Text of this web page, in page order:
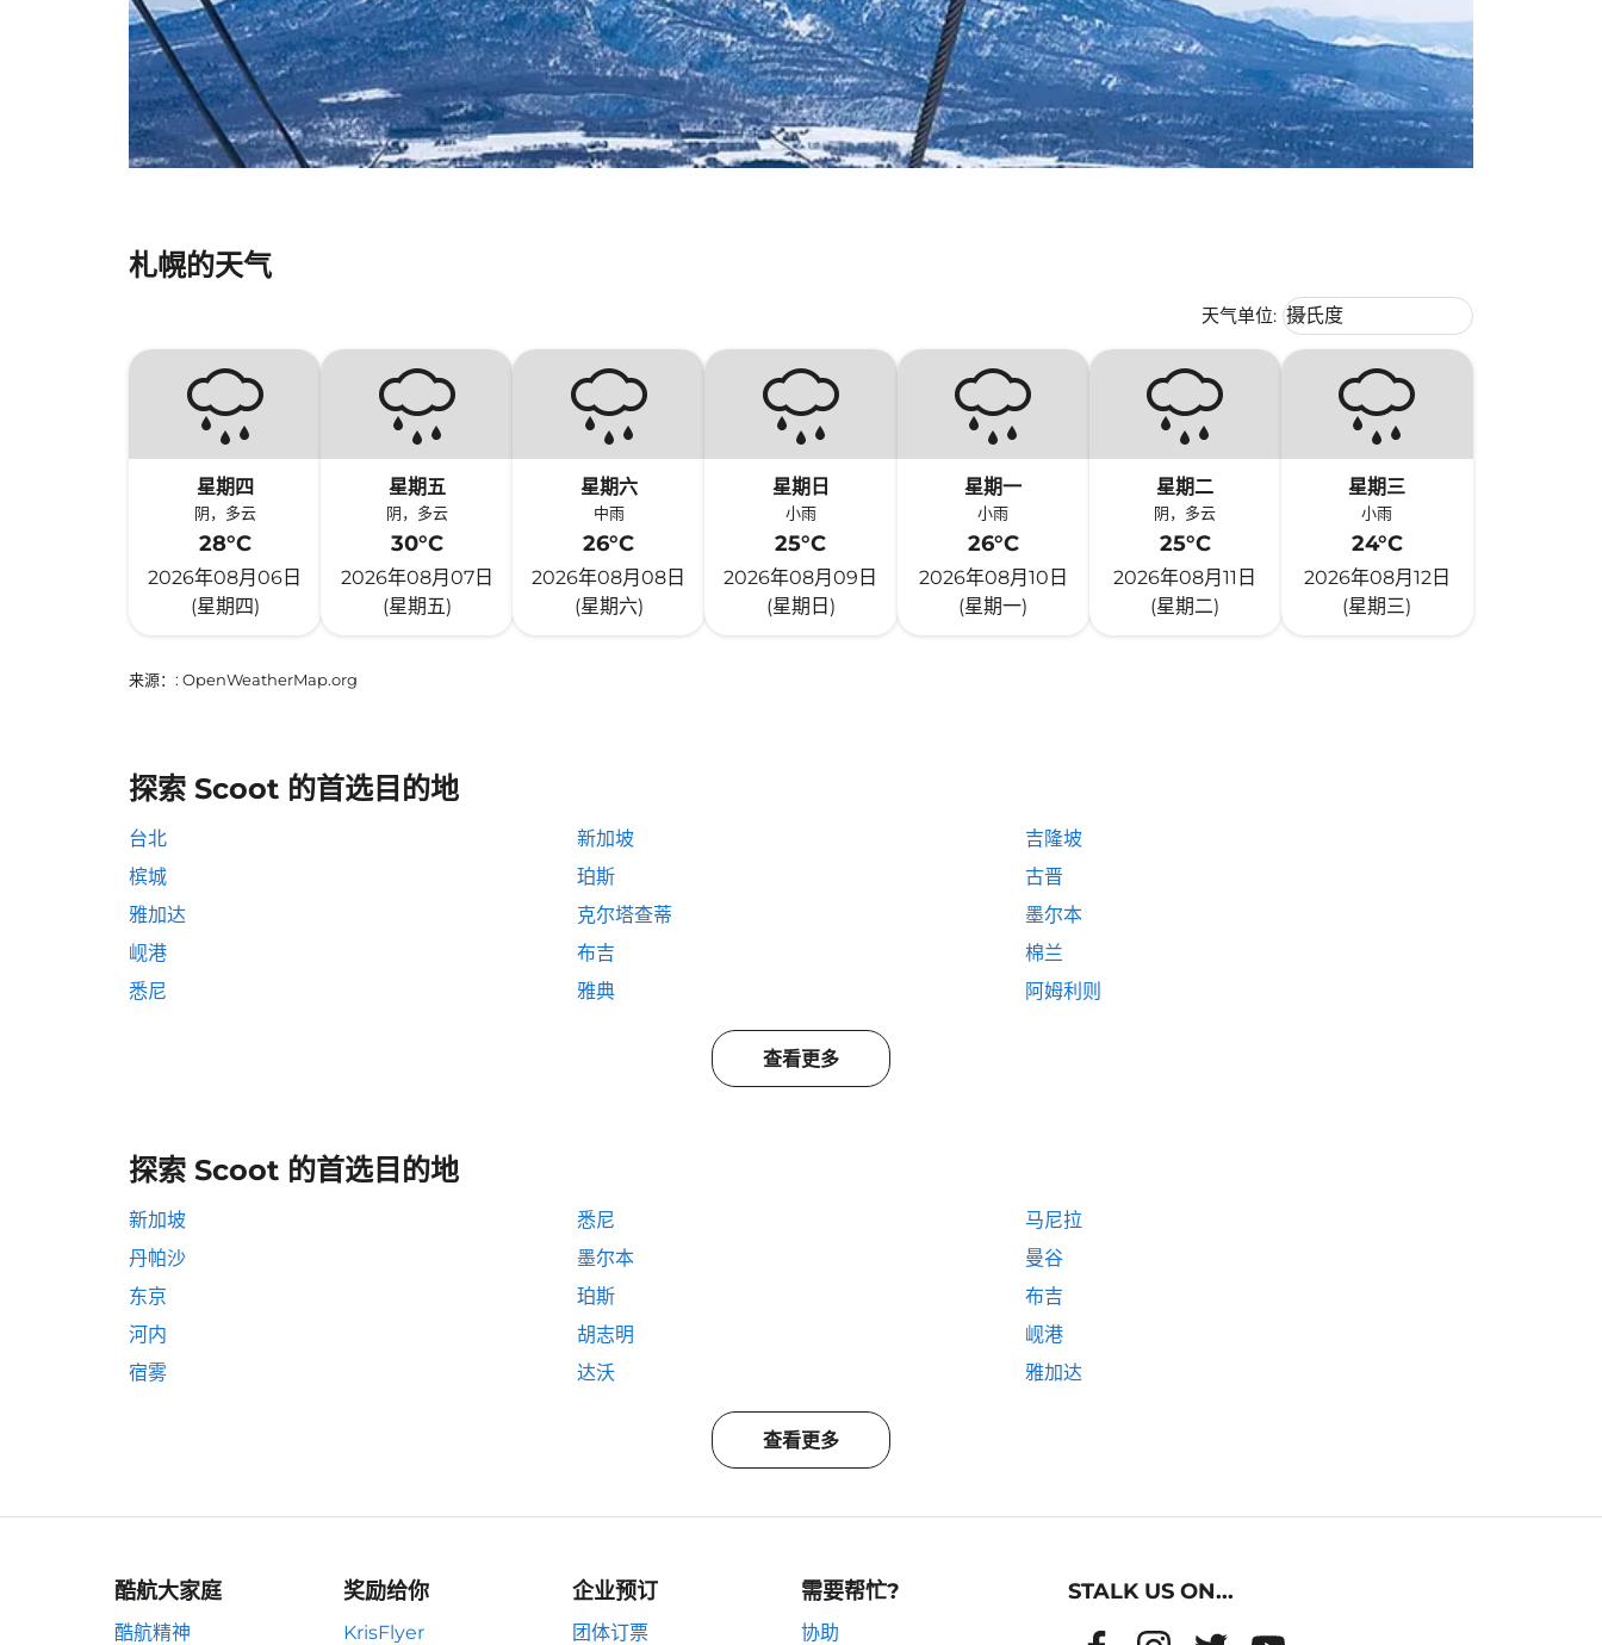
札幌的天气
天气单位: Weather unit option 摄氏度
摄氏度
keyboard_arrow_down
星期四
阴，多云
28°C
2026年08月06日
(星期四)
星期五
阴，多云
30°C
2026年08月07日
(星期五)
星期六
中雨
26°C
2026年08月08日
(星期六)
星期日
小雨
25°C
2026年08月09日
(星期日)
星期一
小雨
26°C
2026年08月10日
(星期一)
星期二
阴，多云
25°C
2026年08月11日
(星期二)
星期三
小雨
24°C
2026年08月12日
(星期三)
来源： : OpenWeatherMap.org
探索 Scoot 的首选目的地
台北 新加坡
吉隆坡
槟城
珀斯
古晋
雅加达
克尔塔查蒂
墨尔本
岘港
布吉
棉兰
悉尼
雅典 阿姆利则
查看更多
探索 Scoot 的首选目的地
新加坡 悉尼
马尼拉
丹帕沙
墨尔本
曼谷
东京
珀斯
布吉
河内
胡志明
岘港
宿雾
达沃 雅加达
查看更多
酷航大家庭
酷航精神
奖励给你
KrisFlyer
企业预订
团体订票
需要帮忙?
协助
STALK US ON...